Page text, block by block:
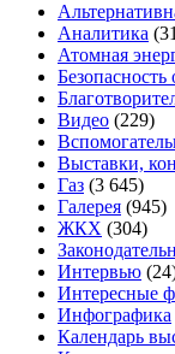
Аналитика
Атомная
Безопасность
Видео (229)
Выставки,
Газ (3 645)
Галерея (945)
ЖКХ (304)
Интервью
Интересные
Инфографика
Календарь